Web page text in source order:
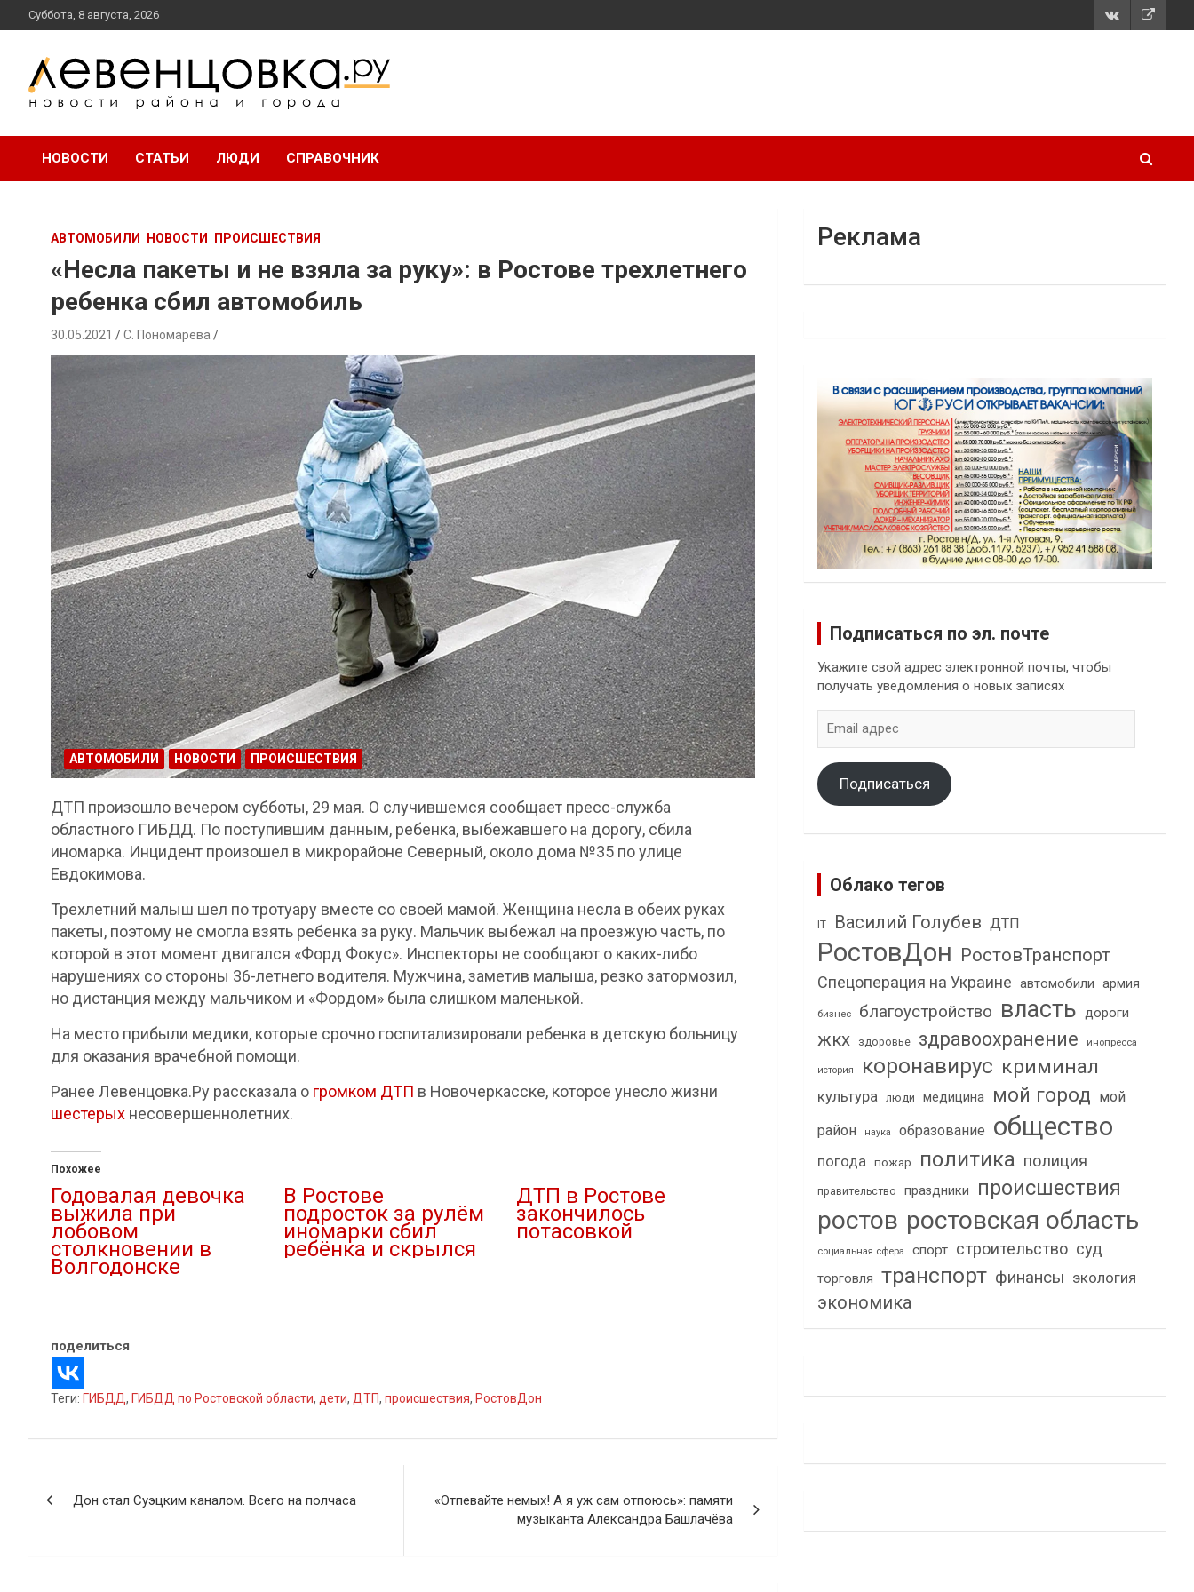
перейти
к
Суббота, 8 августа, 2026
Левенцовка Ру
НОВОСТИ СТАТЬИ ЛЮДИ СПРАВОЧНИК
АВТОМОБИЛИ НОВОСТИ ПРОИСШЕСТВИЯ
«Несла пакеты и не взяла за руку»: в Ростове трехлетнего
ребенка сбил автомобиль
30.05.2021 С. Пономарева
АВТОМОБИЛИ НОВОСТИ ПРОИСШЕСТВИЯ
ДТП произошло вечером субботы, 29 мая. О случившемся сообщает пресс-служба
областного ГИБДД. По поступившим данным, ребенка, выбежавшего на дорогу, сбила
иномарка. Инцидент произошел в микрорайоне Северный, около дома №35 по улице
Евдокимова.
Трехлетний малыш шел по тротуару вместе со своей мамой. Женщина несла в обеих руках
пакеты, поэтому не смогла взять ребенка за руку. Мальчик выбежал на проезжую часть, по
которой в этот момент двигался «Форд Фокус». Инспекторы не сообщают о каких-либо
нарушениях со стороны 36-летнего водителя. Мужчина, заметив малыша, резко затормозил,
но дистанция между мальчиком и «Фордом» была слишком маленькой.
На место прибыли медики, которые срочно госпитализировали ребенка в детскую больницу
для оказания врачебной помощи.
Ранее Левенцовка.Ру рассказала о громком ДТП в Новочеркасске, которое унесло жизни
шестерых несовершеннолетних.
Похожее
Годовалая девочка
выжила при
лобовом
столкновении в
Волгодонске
В Ростове
подросток за рулём
иномарки сбил
ребёнка и скрылся
ДТП в Ростове
закончилось
потасовкой
поделиться
Теги: ГИБДД , ГИБДД по Ростовской области, дети, ДТП, происшествия, РостовДон
записям
Дон стал Суэцким каналом. Всего на полчаса
«Отпевайте немых! А я уж сам отпоюсь»: памяти
музыканта Александра Башлачёва
Реклама
Подписаться по эл. почте
Укажите свой адрес электронной почты, чтобы
получать уведомления о новых записях
адрес
Подписаться
Облако тегов
IT Василий Голубев ДТП
РостовДон РостовТранспорт
Спецоперация на Украине автомобили армия
бизнес благоустройство власть дороги
жкх здоровье здравоохранение инопресса
история коронавирус криминал
культура люди медицина мой город мой
район
наука образование общество
погода пожар политика полиция
правительство праздники происшествия
ростов ростовская область
социальная сфера спорт строительство суд
торговля транспорт финансы экология
экономика